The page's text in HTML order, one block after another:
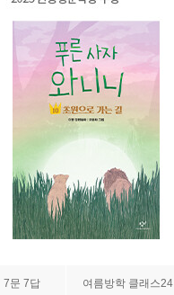
7문 7답 여름방학 클래스24